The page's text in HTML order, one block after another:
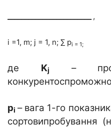
,
і =1, m; j = 1, n; ∑ pi = 1;
де Kj
–
pi – вага 1-го
сортовипробування